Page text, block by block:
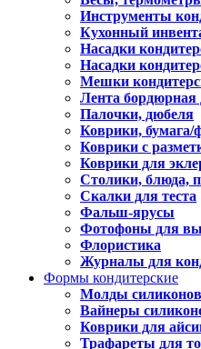
Инструменты
Кухонный
Насадки
Насадки
Мешки
Лента бордюрная
Палочки, дюбеля
Коврики, бумага/
Коврики с
Коврики для
Столики, блюда,
Скалки для теста
Фальш-ярусы
Фотофоны для
Флористика
Журналы для
Формы кондитерские
Молды
Вайнеры
Коврики для
Трафареты для